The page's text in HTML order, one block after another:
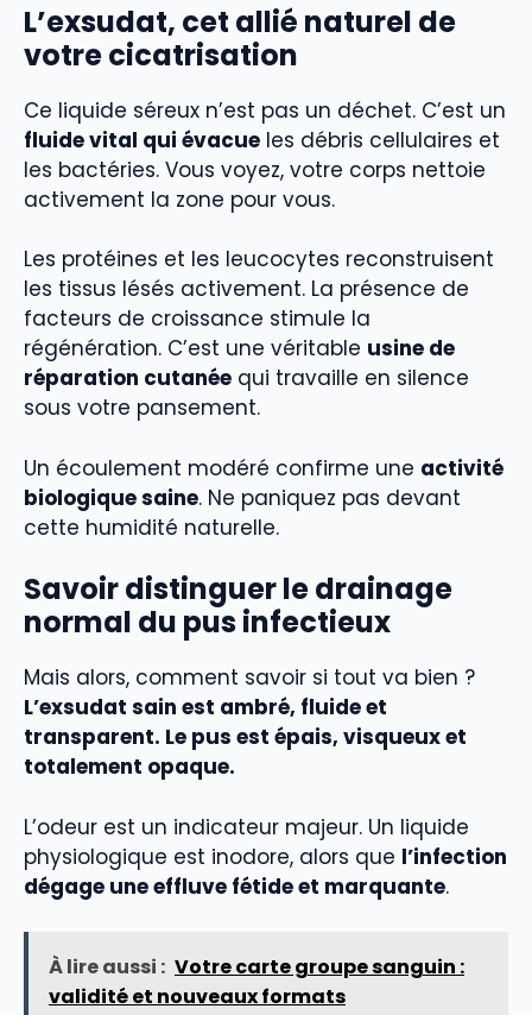
L’exsudat, cet allié naturel de
votre cicatrisation
Ce liquide séreux n’est pas un déchet. C’est un
fluide vital qui évacue les débris cellulaires et
les bactéries. Vous voyez, votre corps nettoie
activement la zone pour vous.
Les protéines et les leucocytes reconstruisent
les tissus lésés activement. La présence de
facteurs de croissance stimule la
régénération. C’est une véritable usine de
réparation cutanée qui travaille en silence
sous votre pansement.
Un écoulement modéré confirme une activité
biologique saine. Ne paniquez pas devant
cette humidité naturelle.
Savoir distinguer le drainage
normal du pus infectieux
Mais alors, comment savoir si tout va bien ?
L’exsudat sain est ambré, fluide et
transparent. Le pus est épais, visqueux et
totalement opaque.
L’odeur est un indicateur majeur. Un liquide
physiologique est inodore, alors que l’infection
dégage une effluve fétide et marquante.
À lire aussi : Votre carte groupe sanguin :
validité et nouveaux formats